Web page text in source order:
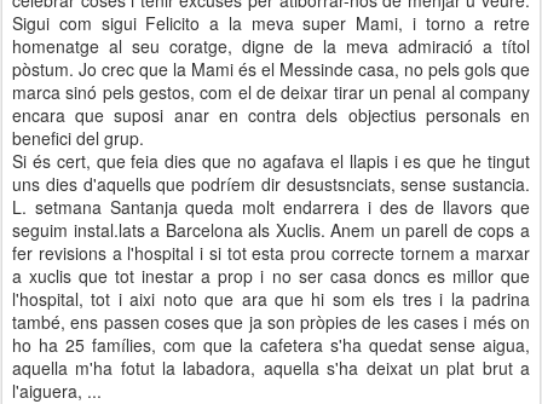
Sigui com sigui Felicito a la meva super Mami, i torno a retre
homenatge al seu coratge, digne de la meva admiració a títol
pòstum. Jo crec que la Mami és el Messinde casa, no pels gols que
marca sinó pels gestos, com el de deixar tirar un penal al company
encara que suposi anar en contra dels objectius personals en
benefici del grup.
Si és cert, que feia dies que no agafava el llapis i es que he tingut
uns dies d'aquells que podríem dir desustsnciats, sense sustancia.
L. setmana Santanja queda molt endarrera i des de llavors que
seguim instal.lats a Barcelona als Xuclis. Anem un parell de cops a
fer revisions a l'hospital i si tot esta prou correcte tornem a marxar
a xuclis que tot inestar a prop i no ser casa doncs es millor que
l'hospital, tot i aixi noto que ara que hi som els tres i la padrina
també, ens passen coses que ja son pròpies de les cases i més on
ho ha 25 famílies, com que la cafetera s'ha quedat sense aigua,
aquella m'ha fotut la labadora, aquella s'ha deixat un plat brut a
l'aiguera, ...